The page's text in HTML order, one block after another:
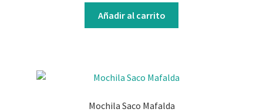
Añadir al carrito
Mochila Saco Mafalda